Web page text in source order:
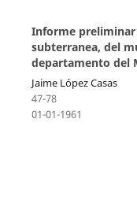
Informe
subterranea, del
departamento del
Jaime López Casas
47-78
01-01-1961